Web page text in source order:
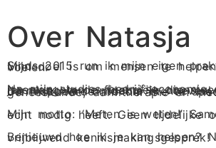
Over Natasja
Sinds 2015 run ik mijn eigen praktijk in orthomoleculaire- en darmtherapie. Mijn doel is om mensen te helpen zich weer energiek en gezond te voelen.
Na mijn studies bedrijfseconomie en commerciële economie werkte ik jarenlang in de financiële dienstverlening. Door mijn eigen ervaringen met darmklachten ontdekte ik hoeveel invloed voeding heeft op je
Mijn motto: ‘Meten is weten!’ Samen zoeken we naar wat jouw
Benieuwd hoe ik je kan helpen? Neem gerust contact op voor een vrijblijvend kennismakingsgesprek!